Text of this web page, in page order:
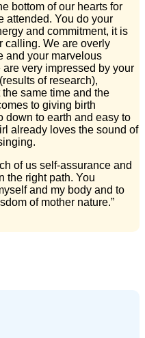
bottom of our hearts for
attended. You do your
and commitment, it is
calling. We are overly
and your marvelous
very impressed by your
of research),
same time and the
to giving birth
down to earth and easy to
already loves the sound of
of us self-assurance and
the right path. You
and my body and to
of mother nature.”